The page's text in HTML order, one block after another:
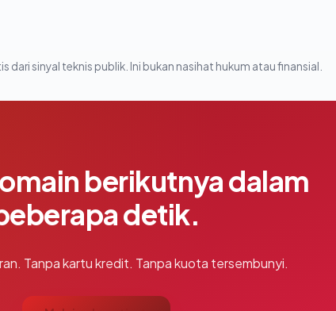
dari sinyal teknis publik. Ini bukan nasihat hukum atau finansial.
berikutnya dalam
detik.
Tanpa kartu kredit. Tanpa kuota tersembunyi.